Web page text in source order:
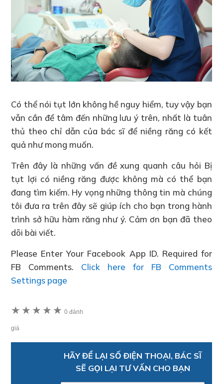
Có thể nói tụt lớn không hề nguy hiểm, tuy vậy bạn
vẫn cần để tâm đến những lưu ý trên, nhất là tuân
thủ theo chỉ dẫn của bác sĩ để niềng răng có kết
quả như mong muốn.
Trên đây là những vấn đề xung quanh câu hỏi Bị
tụt lợi có niềng răng được không mà có thể bạn
đang tìm kiếm. Hy vọng những thông tin mà chúng
tôi đưa ra trên đây sẽ giúp ích cho bạn trong hành
trình sở hữu hàm răng như ý. Cảm ơn bạn đã theo
dõi bài viết.
Please Enter Your Facebook App ID. Required for
FB Comments. Click here for FB Comments
Settings page
★ ★ ★ ★ ★ 0 đánh
giá
HÃY ĐỂ LẠI SỐ ĐIỆN THOẠI, BÁC SĨ
SẼ GỌI LẠI TƯ VẤN CHO BẠN